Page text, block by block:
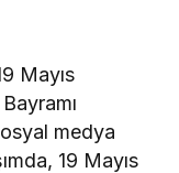
Mayıs
medya
19 Mayıs